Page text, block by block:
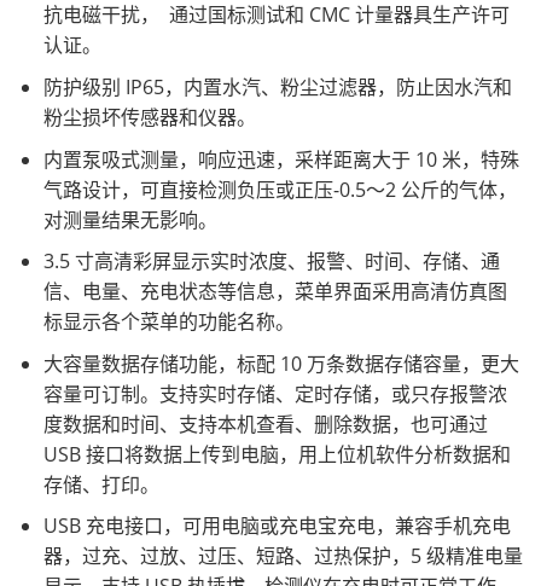
抗电磁干扰， 通过国标测试和 CMC 计量器具生产许可
认证。
防护级别 IP65，内置水汽、粉尘过滤器，防止因水汽和
粉尘损坏传感器和仪器。
内置泵吸式测量，响应迅速，采样距离大于 10 米，特殊
气路设计，可直接检测负压或正压-0.5～2 公斤的气体，
对测量结果无影响。
3.5 寸高清彩屏显示实时浓度、报警、时间、存储、通
信、电量、充电状态等信息，菜单界面采用高清仿真图
标显示各个菜单的功能名称。
大容量数据存储功能，标配 10 万条数据存储容量，更大
容量可订制。支持实时存储、定时存储，或只存报警浓
度数据和时间、支持本机查看、删除数据，也可通过
USB 接口将数据上传到电脑，用上位机软件分析数据和
存储、打印。
USB 充电接口，可用电脑或充电宝充电，兼容手机充电
器，过充、过放、过压、短路、过热保护，5 级精准电量